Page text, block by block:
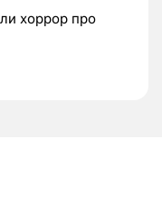
хоррор про